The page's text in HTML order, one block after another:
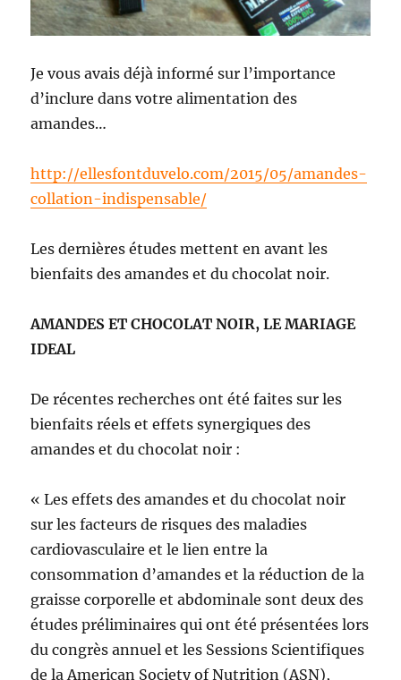
Je vous avais déjà informé sur l’importance
d’inclure dans votre alimentation des
amandes…
http://ellesfontduvelo.com/2015/05/amandes-
collation-indispensable/
Les dernières études mettent en avant les
bienfaits des amandes et du chocolat noir.
AMANDES ET CHOCOLAT NOIR, LE MARIAGE
IDEAL
De récentes recherches ont été faites sur les
bienfaits réels et effets synergiques des
amandes et du chocolat noir :
« Les effets des amandes et du chocolat noir
sur les facteurs de risques des maladies
cardiovasculaire et le lien entre la
consommation d’amandes et la réduction de la
graisse corporelle et abdominale sont deux des
études préliminaires qui ont été présentées lors
du congrès annuel et les Sessions Scientifiques
de la American Society of Nutrition (ASN),